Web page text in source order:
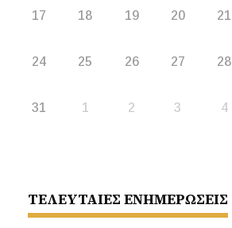
17 18 19 20 21
24 25 26 27 28
31 1 2 3 4
ΤΕΛΕΥΤΑΙΕΣ ΕΝΗΜΕΡΩΣΕΙΣ